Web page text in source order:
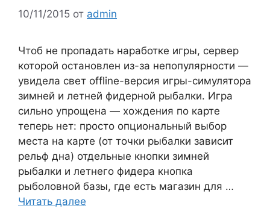
10/11/2015 от admin
Чтоб не пропадать наработке игры, сервер
которой остановлен из-за непопулярности —
увидела свет offline-версия игры-симулятора
зимней и летней фидерной рыбалки. Игра
сильно упрощена — хождения по карте
теперь нет: просто опциональный выбор
места на карте (от точки рыбалки зависит
рельф дна) отдельные кнопки зимней
рыбалки и летнего фидера кнопка
рыболовной базы, где есть магазин для …
Читать далее